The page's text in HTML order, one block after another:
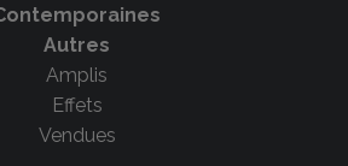
Autres
Amplis
Effets
Vendues